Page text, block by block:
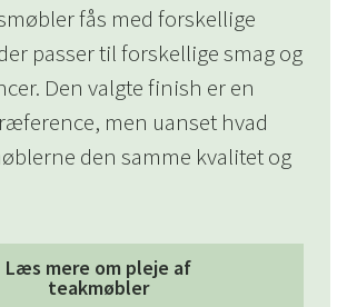
fås med forskellige
passer til forskellige smag og
Den valgte finish er en
men uanset hvad
den samme kvalitet og
Læs mere om pleje af
teakmøbler